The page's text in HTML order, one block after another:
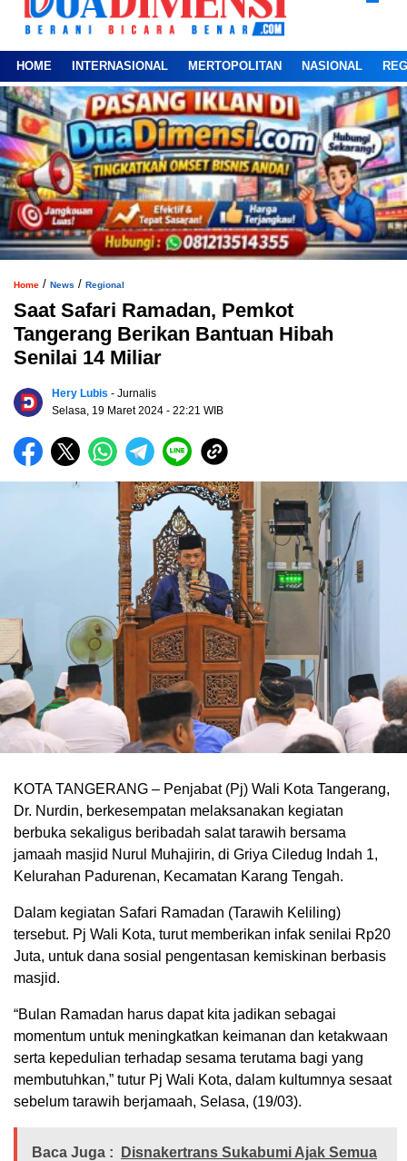
HOME INTERNASIONAL MERTOPOLITAN NASIONAL
Home / News / Regional
Saat Safari Ramadan, Pemkot
Tangerang Berikan Bantuan Hibah
Senilai 14 Miliar
Hery Lubis - Jurnalis
Selasa, 19 Maret 2024 - 22:21 WIB
KOTA TANGERANG – Penjabat (Pj) Wali Kota Tangerang,
Dr. Nurdin, berkesempatan melaksanakan kegiatan
berbuka sekaligus beribadah salat tarawih bersama
jamaah masjid Nurul Muhajirin, di Griya Ciledug Indah 1,
Kelurahan Padurenan, Kecamatan Karang Tengah.
Dalam kegiatan Safari Ramadan (Tarawih Keliling)
tersebut. Pj Wali Kota, turut memberikan infak senilai Rp20
Juta, untuk dana sosial pengentasan kemiskinan berbasis
masjid.
“Bulan Ramadan harus dapat kita jadikan sebagai
momentum untuk meningkatkan keimanan dan ketakwaan
serta kepedulian terhadap sesama terutama bagi yang
membutuhkan,” tutur Pj Wali Kota, dalam kultumnya sesaat
sebelum tarawih berjamaah, Selasa, (19/03).
Baca Juga :
Disnakertrans Sukabumi Ajak Semua